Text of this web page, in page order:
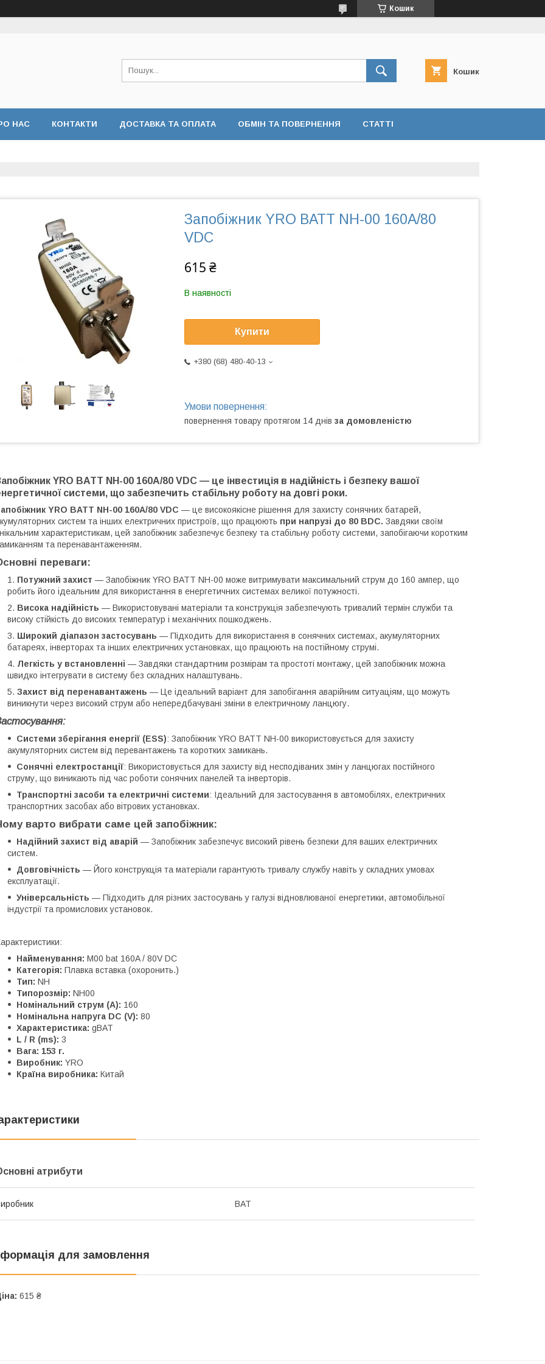
Кошик
Кошик
НАС КОНТАКТИ ДОСТАВКА ТА ОПЛАТА ОБМІН ТА ПОВЕРНЕННЯ СТАТТІ
Запобіжник YRO BATT NH-00 160A/80
VDC
615 ₴
В наявності
Купити
+380 (68) 480-40-13
повернення товару протягом 14 днів за домовленістю
YRO BATT NH-00 160A/80 VDC — це інвестиція в надійність і безпеку вашої
системи, що забезпечить стабільну роботу на довгі роки.
YRO BATT NH-00 160A/80 VDC — це високоякісне рішення для захисту сонячних батарей,
систем та інших електричних пристроїв, що працюють при напрузі до 80 ВDC. Завдяки своїм
характеристикам, цей запобіжник забезпечує безпеку та стабільну роботу системи, запобігаючи коротким
та перенавантаженням.
переваги:
Потужний захист — Запобіжник YRO BATT NH-00 може витримувати максимальний струм до 160 ампер, що
робить його ідеальним для використання в енергетичних системах великої потужності.
Висока надійність — Використовувані матеріали та конструкція забезпечують тривалий термін служби та
високу стійкість до високих температур і механічних пошкоджень.
Широкий діапазон застосувань — Підходить для використання в сонячних системах, акумуляторних
батареях, інверторах та інших електричних установках, що працюють на постійному струмі.
Легкість у встановленні — Завдяки стандартним розмірам та простоті монтажу, цей запобіжник можна
швидко інтегрувати в систему без складних налаштувань.
Захист від перенавантажень — Це ідеальний варіант для запобігання аварійним ситуаціям, що можуть
виникнути через високий струм або непередбачувані зміни в електричному ланцюгу.
Системи зберігання енергії (ESS): Запобіжник YRO BATT NH-00 використовується для захисту
акумуляторних систем від перевантажень та коротких замикань.
Сонячні електростанції: Використовується для захисту від несподіваних змін у ланцюгах постійного
струму, що виникають під час роботи сонячних панелей та інверторів.
Транспортні засоби та електричні системи: Ідеальний для застосування в автомобілях, електричних
транспортних засобах або вітрових установках.
варто вибрати саме цей запобіжник:
Надійний захист від аварій — Запобіжник забезпечує високий рівень безпеки для ваших електричних
систем.
Довговічність — Його конструкція та матеріали гарантують тривалу службу навіть у складних умовах
експлуатації.
Універсальність — Підходить для різних застосувань у галузі відновлюваної енергетики, автомобільної
індустрії та промислових установок.
Найменування: M00 bat 160A / 80V DC
Категорія: Плавка вставка (охоронить.)
Тип: NH
Типорозмір: NH00
Номінальний струм (A): 160
Номінальна напруга DC (V): 80
Характеристика: gBAT
L / R (ms): 3
Вага: 153 г.
Виробник: YRO
Країна виробника: Китай
атрибути
BAT
для замовлення
615 ₴